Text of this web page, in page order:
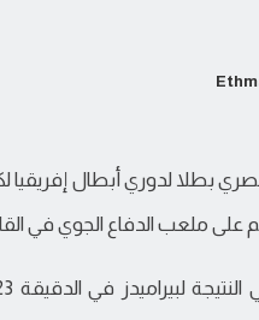
على ملعب الدفاع الجوي في